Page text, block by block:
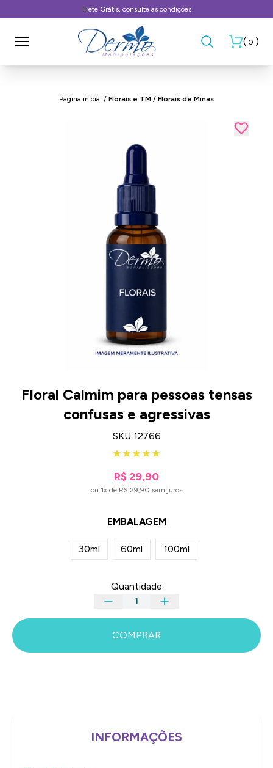
Frete Grátis, consulte as condições
( 0 )
Página inicial / Florais e TM / Florais de Minas
Floral Calmim para pessoas tensas
confusas e agressivas
SKU 12766
R$ 29,90
ou 1x de R$ 29,90 sem juros
EMBALAGEM
30ml 60ml 100ml
Quantidade
COMPRAR
INFORMAÇÕES